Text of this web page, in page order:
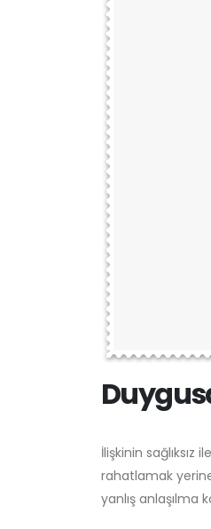
İlişkinin
rahatlamak
yanlış anlaşılma